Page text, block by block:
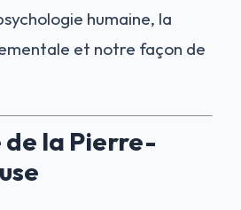
humaine, la
et notre façon de
de la Pierre-